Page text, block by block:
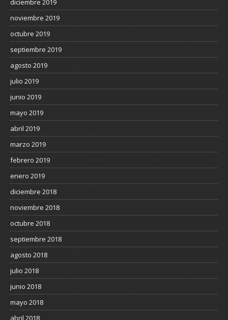
diciembre 2019
noviembre 2019
octubre 2019
septiembre 2019
agosto 2019
julio 2019
junio 2019
mayo 2019
abril 2019
marzo 2019
febrero 2019
enero 2019
diciembre 2018
noviembre 2018
octubre 2018
septiembre 2018
agosto 2018
julio 2018
junio 2018
mayo 2018
abril 2018